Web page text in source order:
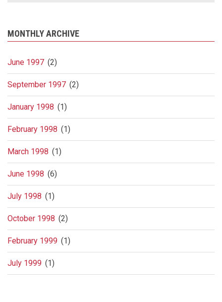
MONTHLY ARCHIVE
June 1997 (2)
September 1997 (2)
January 1998 (1)
February 1998 (1)
March 1998 (1)
June 1998 (6)
July 1998 (1)
October 1998 (2)
February 1999 (1)
July 1999 (1)